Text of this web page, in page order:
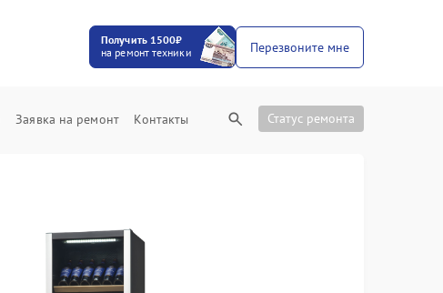
Получить 1500₽
на ремонт техники
Перезвоните мне
Заявка на ремонт Контакты Статус ремонта